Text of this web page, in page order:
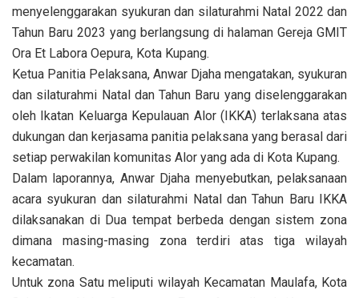
menyelenggarakan syukuran dan silaturahmi Natal 2022 dan
Tahun Baru 2023 yang berlangsung di halaman Gereja GMIT
Ora Et Labora Oepura, Kota Kupang.
Ketua Panitia Pelaksana, Anwar Djaha mengatakan, syukuran
dan silaturahmi Natal dan Tahun Baru yang diselenggarakan
oleh Ikatan Keluarga Kepulauan Alor (IKKA) terlaksana atas
dukungan dan kerjasama panitia pelaksana yang berasal dari
setiap perwakilan komunitas Alor yang ada di Kota Kupang.
Dalam laporannya, Anwar Djaha menyebutkan, pelaksanaan
acara syukuran dan silaturahmi Natal dan Tahun Baru IKKA
dilaksanakan di Dua tempat berbeda dengan sistem zona
dimana masing-masing zona terdiri atas tiga wilayah
kecamatan.
Untuk zona Satu meliputi wilayah Kecamatan Maulafa, Kota